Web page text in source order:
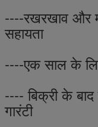
----रखरखाव और
सहायता
----एक साल के
---- बिक्री के
गारंटी